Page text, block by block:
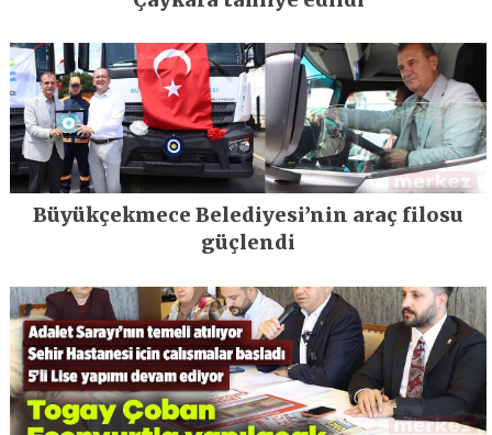
Büyükçekmece Belediyesi’nin araç filosu
güçlendi